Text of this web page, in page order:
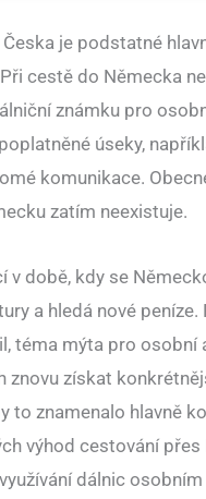
je podstatné
cestě do Německa
známku pro
úseky,
komunikace.
zatím neexistuje.
v době, kdy se
a hledá nové peníze.
téma mýta pro osobní
znovu získat
to znamenalo hlavně
výhod cestování přes
dálnic